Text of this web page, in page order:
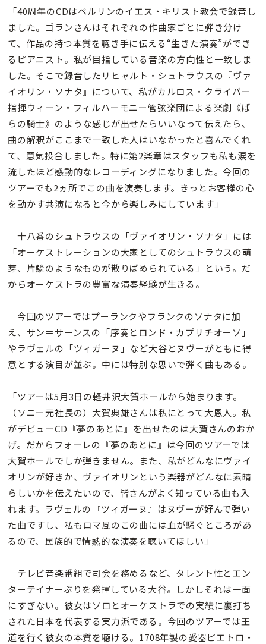
「40周年のCDはベルリンのイエス・キリスト教会で録音し
ました。ゴランさんはそれぞれの作曲家ごとに弾き分け
て、作品の持つ本質を聴き手に伝える“生きた演奏”ができ
るピアニスト。私が目指している音楽の方向性と一致しま
した。そこで録音したリヒャルト・シュトラウスの『ヴァ
イオリン・ソナタ』について、私がカルロス・クライバー
指揮ウィーン・フィルハーモニー管弦楽団による楽劇《ば
らの騎士》のような感じが出せたらいいなって伝えたら、
曲の解釈がここまで一致した人はいなかったと喜んでくれ
て、意気投合しました。特に第2楽章はスタッフも私も涙を
流したほど感動的なレコーディングになりました。今回の
ツアーでも2ヵ所でこの曲を演奏します。きっとお客様の心
を動かす共演になると今から楽しみにしています」
十八番のシュトラウスの「ヴァイオリン・ソナタ」には
「オーケストレーションの大家としてのシュトラウスの萌
芽、片鱗のようなものが散りばめられている」という。だ
からオーケストラの豊富な演奏経験が生きる。
今回のツアーではプーランクやフランクのソナタに加
え、サン＝サーンスの「序奏とロンド・カプリチオーソ」
やラヴェルの「ツィガーヌ」など大谷とヌヴーがともに得
意とする演目が並ぶ。中には特別な思いで弾く曲もある。
「ツアーは5月3日の軽井沢大賀ホールから始まります。
（ソニー元社長の）大賀典雄さんは私にとって大恩人。私
がデビューCD『夢のあとに』を出せたのは大賀さんのおか
げ。だからフォーレの『夢のあとに』は今回のツアーでは
大賀ホールでしか弾きません。また、私がどんなにヴァイ
オリンが好きか、ヴァイオリンという楽器がどんなに素晴
らしいかを伝えたいので、皆さんがよく知っている曲も入
れます。ラヴェルの『ツィガーヌ』はヌヴーが好んで弾い
た曲ですし、私もロマ風のこの曲には血が騒ぐところがあ
るので、民族的で情熱的な演奏を聴いてほしい」
テレビ音楽番組で司会を務めるなど、タレント性とエン
ターテイナーぶりを発揮している大谷。しかしそれは一面
にすぎない。彼女はソロとオーケストラでの実績に裏打ち
された日本を代表する実力派である。今回のツアーでは王
道を行く彼女の本質を聴ける。1708年製の愛器ピエトロ・